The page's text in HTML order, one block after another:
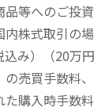
品等へのご投
内株式取引の
込み）（20万
の売買手数料
た購入時手数